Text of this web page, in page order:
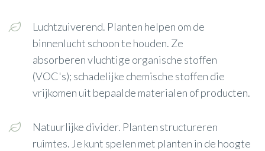
Luchtzuiverend. Planten helpen om de
binnenlucht schoon te houden. Ze
absorberen vluchtige organische stoffen
(VOC's); schadelijke chemische stoffen die
vrijkomen uit bepaalde materialen of producten.
Natuurlijke divider. Planten structureren
ruimtes. Je kunt spelen met planten in de hoogte